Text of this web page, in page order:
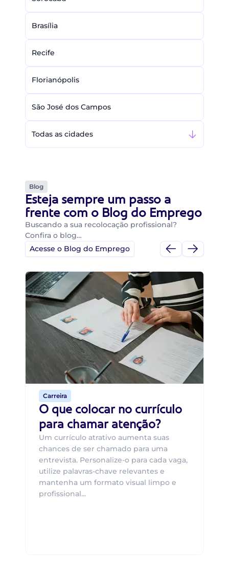
Brasília
Recife
Florianópolis
São José dos Campos
Todas as cidades
Blog
Esteja sempre um passo a
frente com o Blog do Emprego
Buscando a sua recolocação profissional?
Confira o blog…
Acesse o Blog do Emprego
Carreira
O que colocar no currículo
para chamar atenção?
Um currículo atrativo aumenta suas
chances de ser chamado para uma
entrevista. Personalize-o para cada vaga,
utilize palavras-chave relevantes e
mantenha um formato visual limpo e
profissional...